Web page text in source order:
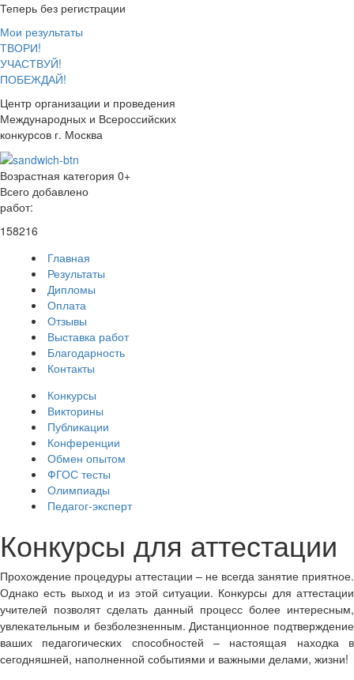
Теперь без регистрации
Мои результаты
ТВОРИ!
УЧАСТВУЙ!
ПОБЕЖДАЙ!
Центр организации и проведения
Международных и Всероссийских
конкурсов г. Москва
Возрастная категория 0+
Всего добавлено
работ:
158216
Главная
Результаты
Дипломы
Оплата
Отзывы
Выставка работ
Благодарность
Контакты
Конкурсы
Викторины
Публикации
Конференции
Обмен опытом
ФГОС тесты
Олимпиады
Педагог-эксперт
Конкурсы для аттестации
Прохождение процедуры аттестации – не всегда занятие приятное.
Однако есть выход и из этой ситуации. Конкурсы для аттестации
учителей позволят сделать данный процесс более интересным,
увлекательным и безболезненным. Дистанционное подтверждение
ваших педагогических способностей – настоящая находка в
сегодняшней, наполненной событиями и важными делами, жизни!